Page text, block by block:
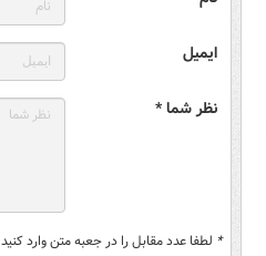
ایمیل
نظر شما *
* لطفا عدد مقابل را در جعبه متن وارد کنید